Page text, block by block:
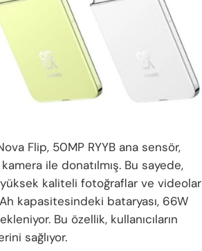
Flip, 50MP RYYB ana sensör,
ile donatılmış. Bu sayede,
kaliteli fotoğraflar ve videolar
kapasitesindeki bataryası, 66W
Bu özellik, kullanıcıların
sağlıyor.